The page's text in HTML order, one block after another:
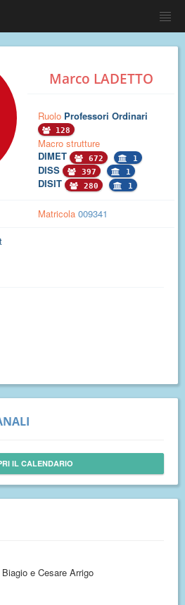
Marco LADETTO
Ruolo Professori Ordinari
128
Macro strutture
DIMET
672 1
DISS 397 1
DISIT 280 1
Matricola 009341
IL CALENDARIO
e Cesare Arrigo